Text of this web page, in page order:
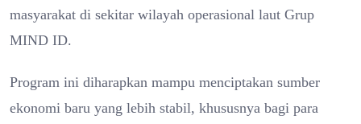
masyarakat di sekitar wilayah operasional laut Grup
MIND ID.
Program ini diharapkan mampu menciptakan sumber
ekonomi baru yang lebih stabil, khususnya bagi para